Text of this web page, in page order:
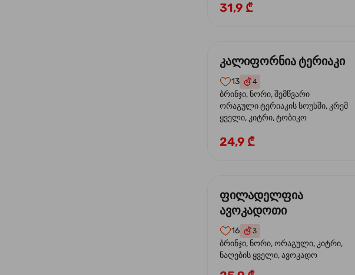
31,9 ₾
კალიფორნია ტერიაკი
13 4
ბრინჯი, ნორი, შემწვარი
ორაგული ტერიაკის სოუსში, კრემ
ყველი, კიტრი, ტობიკო
24,9 ₾
ფილადელფია
ავოკადოთი
16 3
ბრინჯი, ნორი, ორაგული, კიტრი,
ნაღების ყველი, ავოკადო